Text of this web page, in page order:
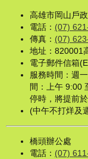
高雄市岡山戶
電話： (07)
傳真： (07)
地址：820001
電子郵件信箱
服務時間：週
間：上午 9:00
停時，將提前
(中午不打烊及
橋頭辦公處
電話： (07)